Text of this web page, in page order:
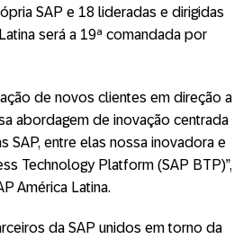
SAP e 18 lideradas e dirigidas
será a 19ª comandada por
de novos clientes em direção a
abordagem de inovação centrada
entre elas nossa inovadora e
Technology Platform (SAP BTP)”,
América Latina.
da SAP unidos em torno da